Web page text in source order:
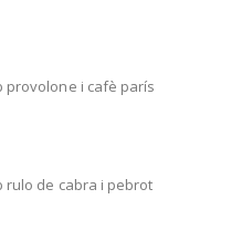
provolone i cafè parís
rulo de cabra i pebrot